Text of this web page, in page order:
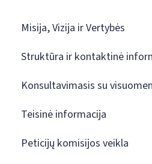
Misija, Vizija ir Vertybės
Struktūra ir kontaktinė
Konsultavimasis su
Teisinė informacija
Peticijų komisijos veikla